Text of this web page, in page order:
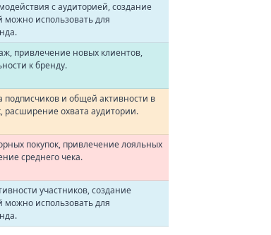
с аудиторией, создание
можно использовать для
привлечение новых клиентов,
к бренду.
подписчиков и общей активности в
расширение охвата аудитории.
покупок, привлечение лояльных
среднего чека.
участников, создание
можно использовать для